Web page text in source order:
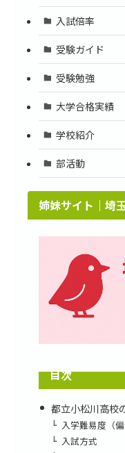
入試倍率
受験ガイド
受験勉強
大学合格実績
学校紹介
部活動
姉妹サイト｜埼
目次
都立小松川高校
入学難易度（偏
入試方式